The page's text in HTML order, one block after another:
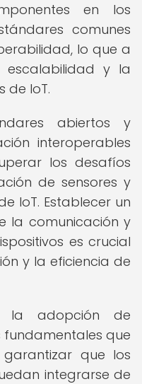
en los
comunes
lo que a
y la
de IoT.
abiertos y
interoperables
los desafíos
de sensores y
IoT. Establecer un
la comunicación y
es crucial
y la eficiencia de
la adopción de
que
que los
integrarse de